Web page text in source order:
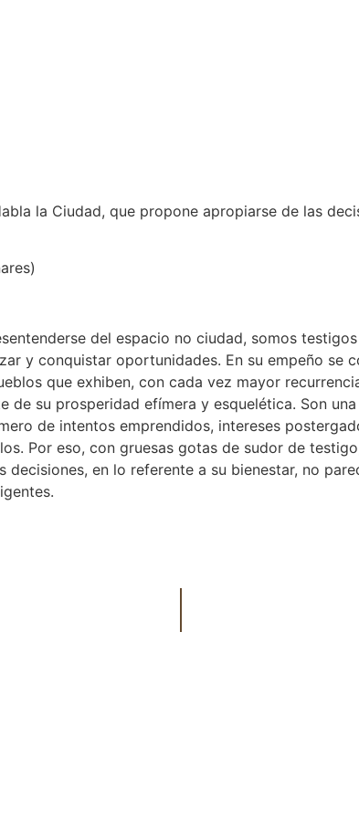
la Ciudad, que propone apropiarse de las
del espacio no ciudad, somos
y conquistar oportunidades. En su empeño se
que exhiben, con cada vez mayor
de su prosperidad efímera y esquelética. Son
de intentos emprendidos, intereses
Por eso, con gruesas gotas de sudor de
en lo referente a su bienestar, no